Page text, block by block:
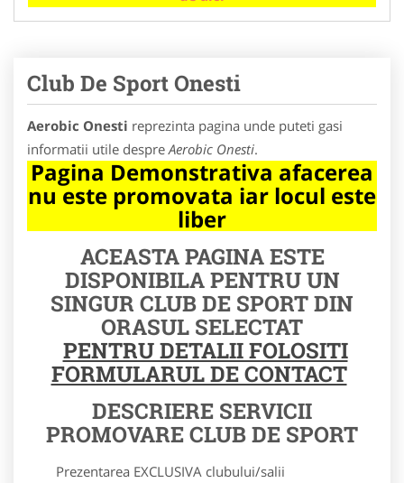
Club De Sport Onesti
Aerobic Onesti reprezinta pagina unde puteti gasi
informatii utile despre Aerobic Onesti.
Pagina Demonstrativa afacerea
nu este promovata iar locul este
liber
ACEASTA PAGINA ESTE
DISPONIBILA PENTRU UN
SINGUR CLUB DE SPORT DIN
ORASUL SELECTAT
PENTRU DETALII FOLOSITI
FORMULARUL DE CONTACT
DESCRIERE SERVICII
PROMOVARE CLUB DE SPORT
Prezentarea EXCLUSIVA clubului/salii